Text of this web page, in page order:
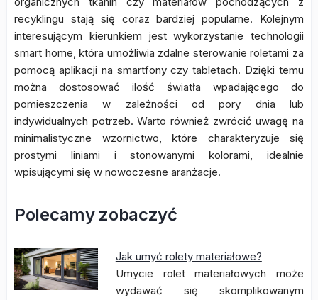
recyklingu stają się coraz bardziej popularne. Kolejnym
interesującym kierunkiem jest wykorzystanie technologii
smart home, która umożliwia zdalne sterowanie roletami za
pomocą aplikacji na smartfony czy tabletach. Dzięki temu
można dostosować ilość światła wpadającego do
pomieszczenia w zależności od pory dnia lub
indywidualnych potrzeb. Warto również zwrócić uwagę na
minimalistyczne wzornictwo, które charakteryzuje się
prostymi liniami i stonowanymi kolorami, idealnie
wpisującymi się w nowoczesne aranżacje.
Polecamy zobaczyć
Jak umyć rolety materiałowe?
Umycie rolet materiałowych może
wydawać się skomplikowanym